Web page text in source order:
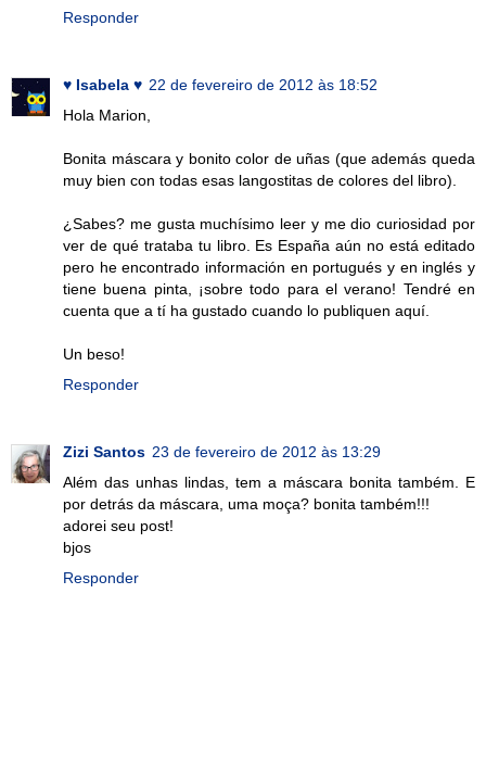
Responder
♥ Isabela ♥ 22 de fevereiro de 2012 às 18:52
Hola Marion,
Bonita máscara y bonito color de uñas (que además queda
muy bien con todas esas langostitas de colores del libro).
¿Sabes? me gusta muchísimo leer y me dio curiosidad por
ver de qué trataba tu libro. Es España aún no está editado
pero he encontrado información en portugués y en inglés y
tiene buena pinta, ¡sobre todo para el verano! Tendré en
cuenta que a tí ha gustado cuando lo publiquen aquí.
Un beso!
Responder
Zizi Santos 23 de fevereiro de 2012 às 13:29
Além das unhas lindas, tem a máscara bonita também. E
por detrás da máscara, uma moça? bonita também!!!
adorei seu post!
bjos
Responder